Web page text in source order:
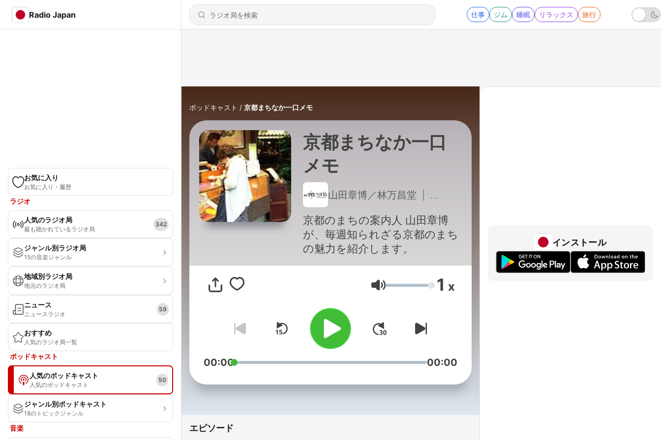
Radio Japan 仕事 ジム 睡眠 リラックス 旅行
お気に入り
お気に入り・履歴
ラジオ
人気のラジオ局
最も聴かれているラジオ局
342
ジャンル別ラジオ局
15の音楽ジャンル
地域別ラジオ局
地元のラジオ局
ニュース
ニュースラジオ
59
おすすめ
人気のラジオ局一覧
ポッドキャスト
人気のポッドキャスト
人気のポッドキャスト
50
ジャンル別ポッドキャスト
18のトピックジャンル
音楽
ポッドキャスト 京都まちなか一口メモ
京都まちなか一口
メモ
山田章博／林万昌堂 484 - 2026-8-1OA 京都市京セラ美術館 倉敷安耶
京都のまちの案内人 山田章博
が、毎週知られざる京都のまち
の魅力を紹介します。
音量 1 x
00:00 00:00
エピソード
インストール